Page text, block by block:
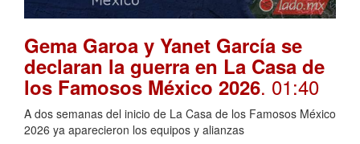
Gema Garoa y Yanet García se
declaran la guerra en La Casa de
los Famosos México 2026. 01:40
A dos semanas del inicio de La Casa de los Famosos México
2026 ya aparecieron los equipos y alianzas